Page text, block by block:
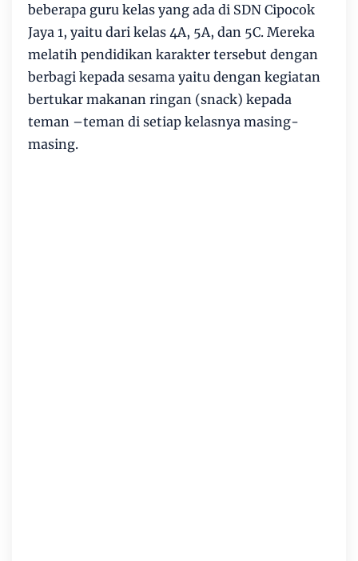
beberapa guru kelas yang ada di SDN Cipocok
Jaya 1, yaitu dari kelas 4A, 5A, dan 5C. Mereka
melatih pendidikan karakter tersebut dengan
berbagi kepada sesama yaitu dengan kegiatan
bertukar makanan ringan (snack) kepada
teman –teman di setiap kelasnya masing-
masing.